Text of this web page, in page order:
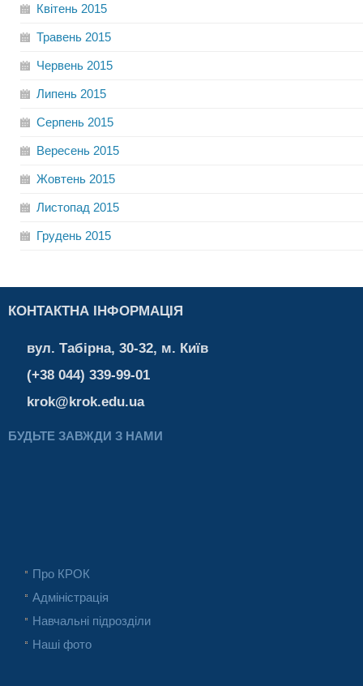
Квітень 2015
Травень 2015
Червень 2015
Липень 2015
Серпень 2015
Вересень 2015
Жовтень 2015
Листопад 2015
Грудень 2015
КОНТАКТНА ІНФОРМАЦІЯ
вул. Табірна, 30-32, м. Київ
(+38 044) 339-99-01
krok@krok.edu.ua
БУДЬТЕ ЗАВЖДИ З НАМИ
Про КРОК
Адміністрація
Навчальні підрозділи
Наші фото